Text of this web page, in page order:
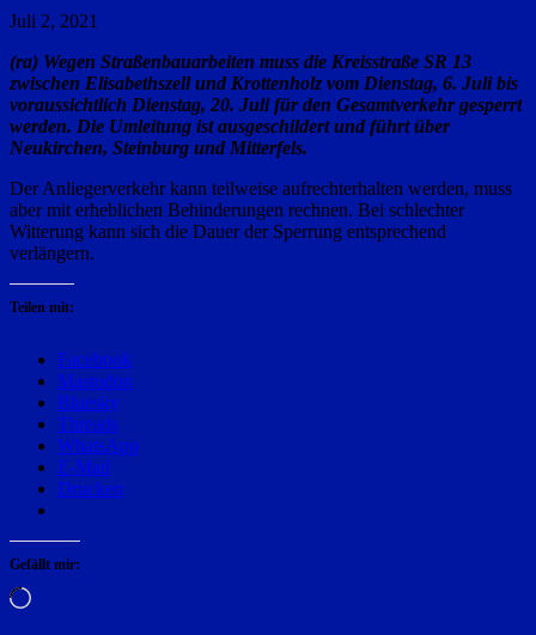
Juli 2, 2021
(ra) Wegen Straßenbauarbeiten muss die Kreisstraße SR 13
zwischen Elisabethszell und Krottenholz vom Dienstag, 6. Juli bis
voraussichtlich Dienstag, 20. Juli für den Gesamtverkehr gesperrt
werden. Die Umleitung ist ausgeschildert und führt über
Neukirchen, Steinburg und Mitterfels.
Der Anliegerverkehr kann teilweise aufrechterhalten werden, muss
aber mit erheblichen Behinderungen rechnen. Bei schlechter
Witterung kann sich die Dauer der Sperrung entsprechend
verlängern.
Teilen mit:
Facebook
Mastodon
Bluesky
Threads
WhatsApp
E-Mail
Drucken
Gefällt mir:
Wird